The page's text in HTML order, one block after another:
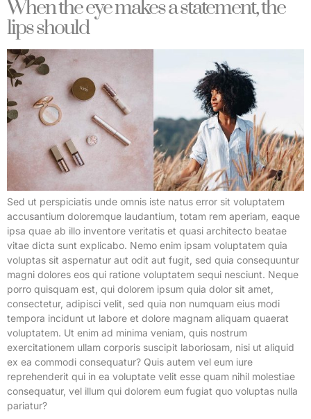
When the eye makes a statement, the
lips should
Sed ut perspiciatis unde omnis iste natus error sit voluptatem
accusantium doloremque laudantium, totam rem aperiam, eaque
ipsa quae ab illo inventore veritatis et quasi architecto beatae
vitae dicta sunt explicabo. Nemo enim ipsam voluptatem quia
voluptas sit aspernatur aut odit aut fugit, sed quia consequuntur
magni dolores eos qui ratione voluptatem sequi nesciunt. Neque
porro quisquam est, qui dolorem ipsum quia dolor sit amet,
consectetur, adipisci velit, sed quia non numquam eius modi
tempora incidunt ut labore et dolore magnam aliquam quaerat
voluptatem. Ut enim ad minima veniam, quis nostrum
exercitationem ullam corporis suscipit laboriosam, nisi ut aliquid
ex ea commodi consequatur? Quis autem vel eum iure
reprehenderit qui in ea voluptate velit esse quam nihil molestiae
consequatur, vel illum qui dolorem eum fugiat quo voluptas nulla
pariatur?